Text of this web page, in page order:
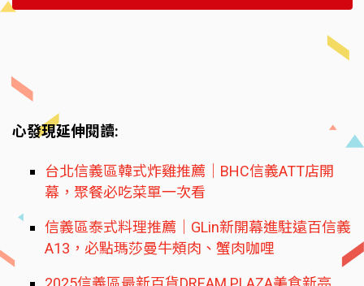
心發現延伸閱讀:
台北信義區韓式炸雞推薦｜BHC信義ATT店開
幕，聚餐必吃菜單一次看
信義區泰式料理推薦｜GLin新開幕進駐遠百信義
A13，必點瑪莎曼牛頰肉、蟹肉咖哩